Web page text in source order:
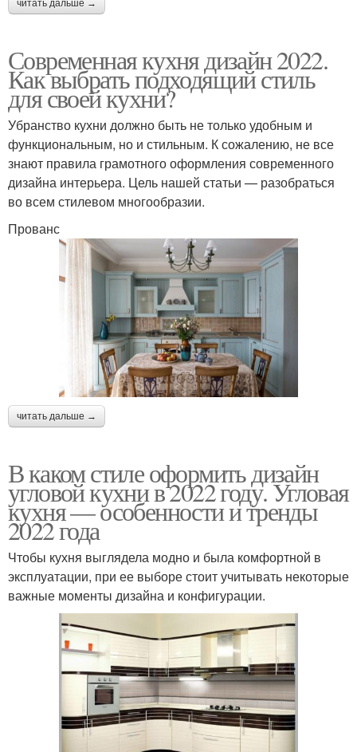
читать дальше →
Современная кухня дизайн 2022.
Как выбрать подходящий стиль
для своей кухни?
Убранство кухни должно быть не только удобным и
функциональным, но и стильным. К сожалению, не все
знают правила грамотного оформления современного
дизайна интерьера. Цель нашей статьи — разобраться
во всем стилевом многообразии.
Прованс
читать дальше →
В каком стиле оформить дизайн
угловой кухни в 2022 году. Угловая
кухня — особенности и тренды
2022 года
Чтобы кухня выглядела модно и была комфортной в
эксплуатации, при ее выборе стоит учитывать некоторые
важные моменты дизайна и конфигурации.